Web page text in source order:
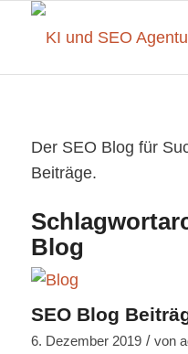
Der SEO Blog für
Beiträge.
Blog
SEO Blog
6. Dezember 2019 / von